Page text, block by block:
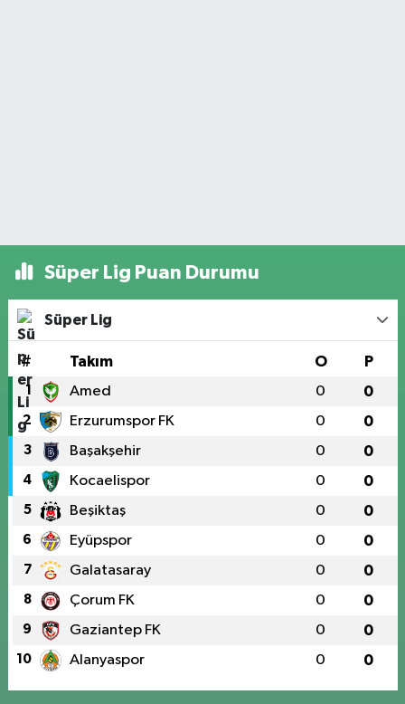
Süper Lig Puan Durumu
Süper Lig
# Takım O P
1 Amed 0 0
2 Erzurumspor FK 0 0
3 Başakşehir 0 0
4 Kocaelispor 0 0
5 Beşiktaş 0 0
6 Eyüpspor 0 0
7 Galatasaray 0 0
8 Çorum FK 0 0
9 Gaziantep FK 0 0
10 Alanyaspor 0 0